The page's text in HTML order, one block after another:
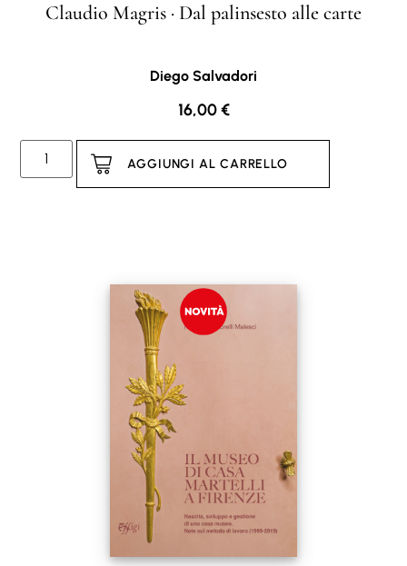
Claudio Magris · Dal palinsesto alle carte
Diego Salvadori
16,00€
AGGIUNGI AL CARRELLO